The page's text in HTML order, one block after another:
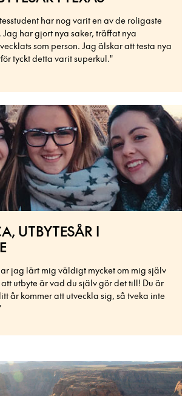
har nog varit en av de roligaste
har gjort nya saker, träffat nya
som person. Jag älskar att testa nya
tyckt detta varit superkul."
UTBYTESÅR I
jag lärt mig väldigt mycket om mig själv
utbyte är vad du själv gör det till! Du är
år kommer att utveckla sig, så tveka inte